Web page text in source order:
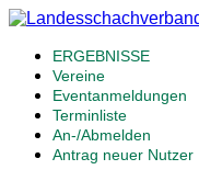
ERGEBNISSE
Vereine
Eventanmeldungen
Terminliste
An-/Abmelden
Antrag neuer Nutzer